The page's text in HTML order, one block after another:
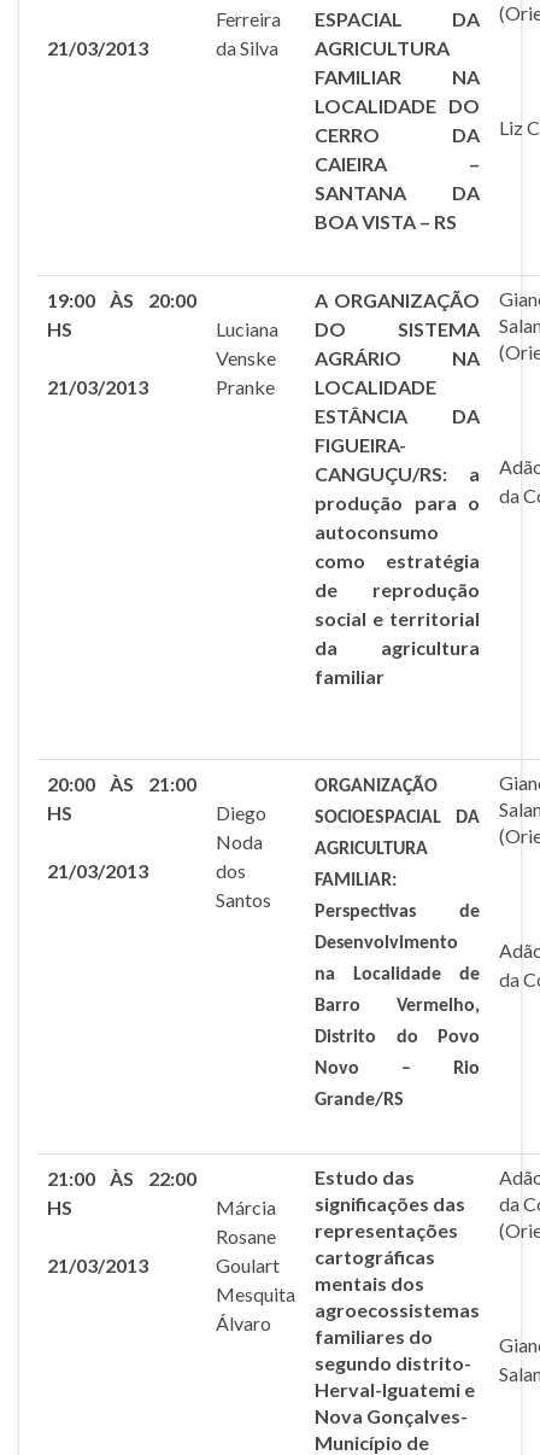
21/03/2013
Ferreira
da Silva
ESPACIAL DA
AGRICULTURA
FAMILIAR NA
LOCALIDADE DO
CERRO DA
CAIEIRA –
SANTANA DA
BOA VISTA – RS
Liz
19:00 ÀS 20:00
HS
21/03/2013
Luciana
Venske
Pranke
A ORGANIZAÇÃO
DO SISTEMA
AGRÁRIO NA
LOCALIDADE
ESTÂNCIA DA
FIGUEIRA-
CANGUÇU/RS: a
produção para o
autoconsumo
como estratégia
de reprodução
social e territorial
da agricultura
familiar
da
20:00 ÀS 21:00
HS
21/03/2013
Diego
Noda
dos
Santos
ORGANIZAÇÃO
SOCIOESPACIAL DA
AGRICULTURA
FAMILIAR:
Perspectivas de
Desenvolvimento
na Localidade de
Barro Vermelho,
Distrito do Povo
Novo – Rio
Grande/RS
da
21:00 ÀS 22:00
HS
21/03/2013
Márcia
Rosane
Goulart
Mesquita
Álvaro
Estudo das
significações das
representações
cartográficas
mentais dos
agroecossistemas
familiares do
segundo distrito-
Herval-Iguatemi e
Nova Gonçalves-
Município de
da